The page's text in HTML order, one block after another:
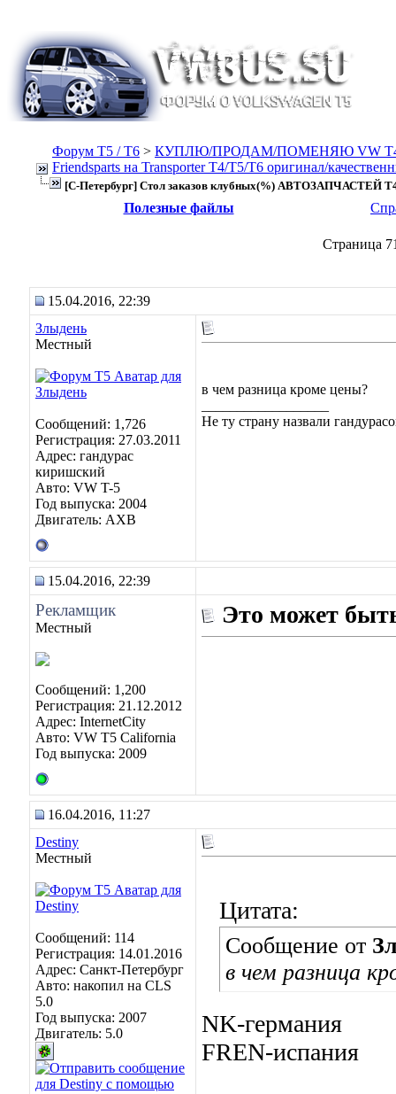
Форум Т5 / T6 > КУПЛЮ/ПРОДАМ/ПОМЕНЯЮ VW T4,
Friendsparts на Transporter T4/T5/T6 оригинал/
[С-Петербург] Стол заказов клубных(%) АВТОЗАПЧАСТЕЙ
Полезные файлы
Страница
15.04.2016, 22:39
Злыдень
Местный
Сообщений: 1,726
Регистрация: 27.03.2011
Адрес: гандурас
киришский
Авто: VW T-5
Год выпуска: 2004
Двигатель: AXB
в чем разница кроме цены?
Не ту страну назвали
15.04.2016, 22:39
Рекламщик
Местный
Сообщений: 1,200
Регистрация: 21.12.2012
Адрес: InternetCity
Авто: VW T5 California
Год выпуска: 2009
Это может
16.04.2016, 11:27
Destiny
Местный
Сообщений: 114
Регистрация: 14.01.2016
Адрес: Санкт-Петербург
Авто: накопил на CLS
5.0
Год выпуска: 2007
Двигатель: 5.0
Цитата:
Сообщение от
в чем разница
NK-германия
FREN-испания